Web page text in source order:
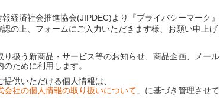
経済社会推進協会(JIPDEC)より『プライバシーマーク』
の上、フォームにご入力いただきます様、お願い申上げ
扱う新商品・サービス等のお知らせ、商品企画、メール
ために利用します。
供いただける個人情報は、
社の個人情報の取り扱いについて 」に基づき管理させて